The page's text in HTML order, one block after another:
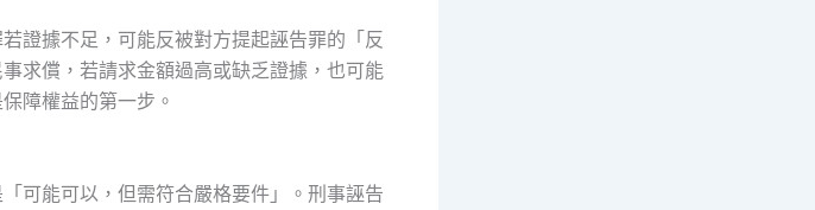
證據不足，可能反被對方提起誣告罪的「反
求償，若請求金額過高或缺乏證據，也可能
障權益的第一步。
可能可以，但需符合嚴格要件」。刑事誣告